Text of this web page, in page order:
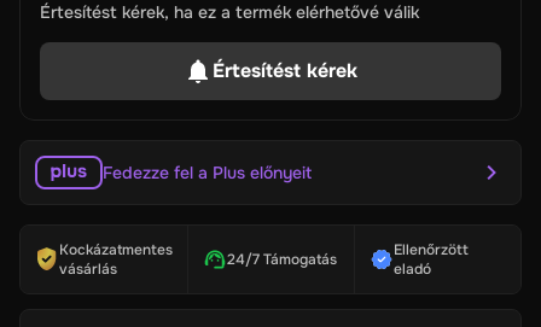
Értesítést kérek, ha ez a termék elérhetővé válik
Értesítést kérek
Fedezze fel a Plus előnyeit
Kockázatmentes
vásárlás
24/7 Támogatás
Ellenőrzött
eladó